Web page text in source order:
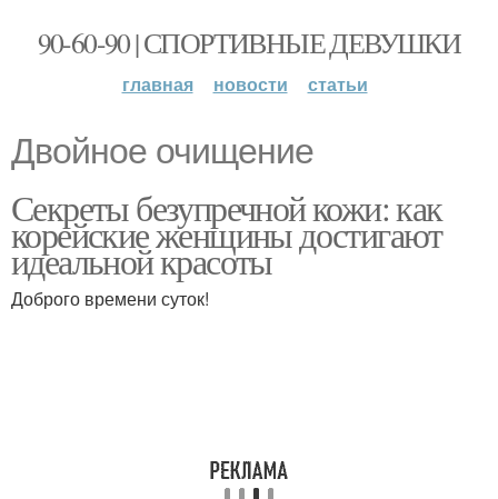
90-60-90 | СПОРТИВНЫЕ ДЕВУШКИ
главная новости статьи
Двойное очищение
Секреты безупречной кожи: как
корейские женщины достигают
идеальной красоты
Доброго времени суток!